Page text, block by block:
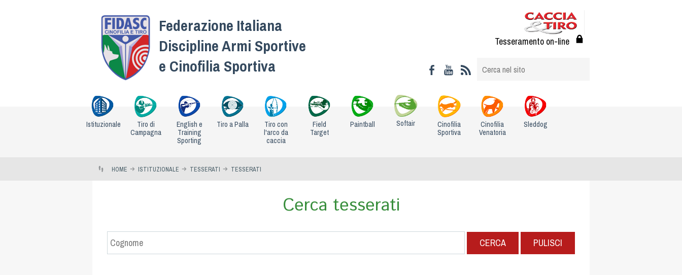
Federazione Italiana
Discipline Armi Sportive
e Cinofilia Sportiva
Tesseramento on-line
Istituzionale
Tiro di
Campagna
English e
Training
Sporting
Tiro a Palla
Tiro con
l'arco da
caccia
Field
Target
Paintball Softair
Cinofilia
Sportiva
Cinofilia
Venatoria
Sleddog
HOME ISTITUZIONALE TESSERATI TESSERATI
Cerca tesserati
CERCA PULISCI